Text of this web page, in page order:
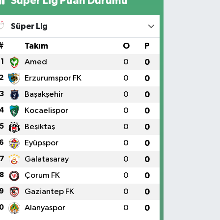
Süper Lig
Takım O P
1 Amed 0 0
Erzurumspor FK 0 0
3 Başakşehir 0 0
Kocaelispor 0 0
5 Beşiktaş 0 0
Eyüpspor 0 0
7 Galatasaray 0 0
8 Çorum FK 0 0
Gaziantep FK 0 0
Alanyaspor 0 0